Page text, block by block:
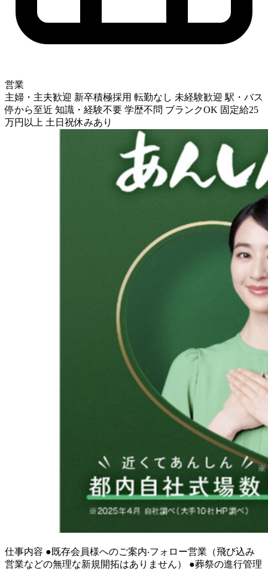
営業
主婦・主夫歓迎 新卒積極採用 転勤なし 未経験歓迎 駅・バス
停から至近 知識・経験不要 学歴不問 ブランクOK 固定給25
万円以上 土日祝休みあり
仕事内容 ●既存会員様へのご案内‧フォロー営業（⾶び込み
営業などの無理な新規開拓はありません） ●葬祭の進⾏管理